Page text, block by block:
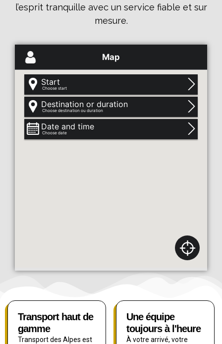
l’esprit tranquille avec un service fiable et sur
mesure.
Transport haut de
gamme
Transport des Alpes est
Une équipe
toujours à l'heure
À votre arrivé, votre